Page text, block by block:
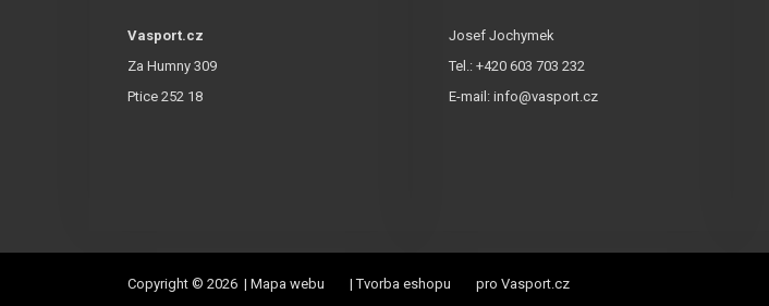
Vasport.cz
Za Humny 309
Ptice 252 18
Josef Jochymek
Tel.: +420 603 703 232
E-mail: info@vasport.cz
Copyright © 2026 | Mapa webu |Tvorba eshopu pro Vasport.cz